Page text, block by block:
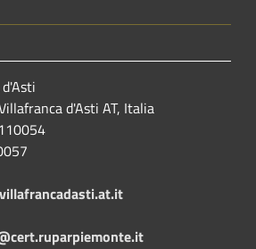
d'Asti AT, Italia